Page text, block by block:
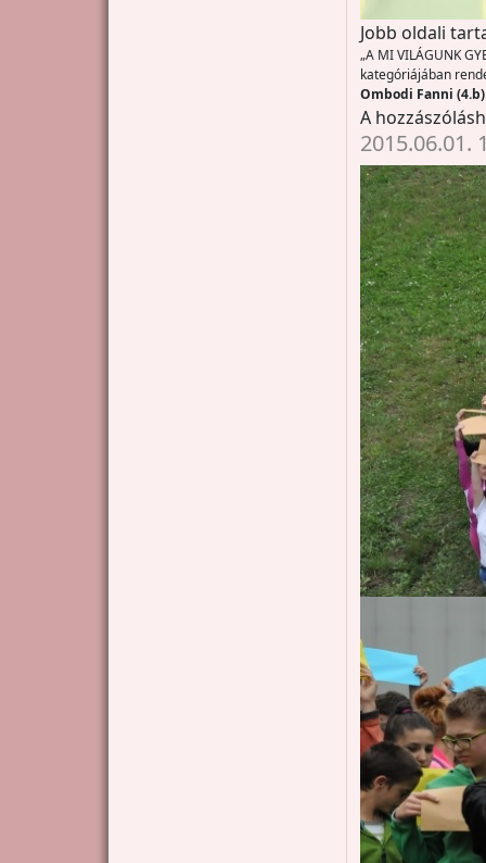
Jobb oldali
„A MI VILÁGUNK
kategóriájában
Ombodi Fanni (4.b)
A
2015.06.01.